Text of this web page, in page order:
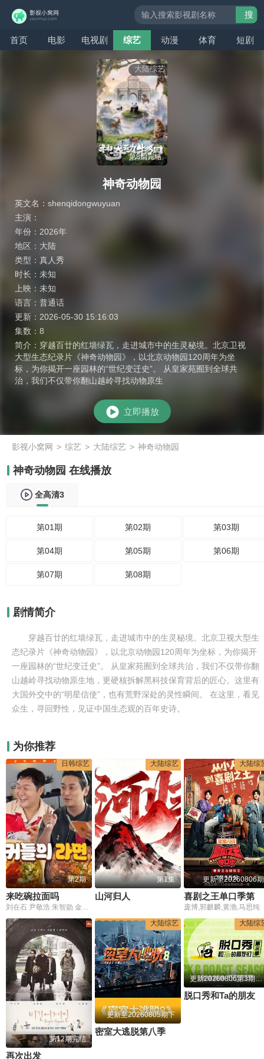
首页 电影 电视剧 综艺 动漫 体育 短剧
搜
大陆综艺
第8期完结
神奇动物园
英文名： shenqidongwuyuan
主演：
年份： 2026年
地区： 大陆
类型： 真人秀
时长： 未知
上映： 未知
语言： 普通话
更新： 2026-05-30 15:16:03
集数： 8
简介： 穿越百廿的红墙绿瓦，走进城市中的生灵秘境。北京卫视
大型生态纪录片《神奇动物园》，以北京动物园120周年为坐
标，为你揭开一座园林的“世纪变迁史”。 从皇家苑囿到全球共
治，我们不仅带你翻山越岭寻找动物原生
立即播放
影视小窝网 > 综艺 > 大陆综艺 > 神奇动物园
神奇动物园 在线播放
全高清3
第01期 第02期 第03期
第04期 第05期 第06期
第07期 第08期
剧情简介
穿越百廿的红墙绿瓦，走进城市中的生灵秘境。北京卫视大型生
态纪录片《神奇动物园》，以北京动物园120周年为坐标，为你揭开
一座园林的“世纪变迁史”。 从皇家苑囿到全球共治，我们不仅带你翻
山越岭寻找动物原生地，更硬核拆解黑科技保育背后的匠心。这里有
大国外交中的“明星信使”，也有荒野深处的灵性瞬间。 在这里，看见
众生，寻回野性，见证中国生态观的百年史诗。
为你推荐
日韩综艺
第2期
来吃碗拉面吗
刘在石 尹敬浩 朱智勋 金南佶
大陆综艺
第1集
山河归人
大陆综
更新至20260806期
庞博,郭麒麟,黄渤,马思纯
第12期完结
再次出发
大陆综艺
更新至20260805期下
密室大逃脱第八季
大陆综
更新20260806第3期离场之后